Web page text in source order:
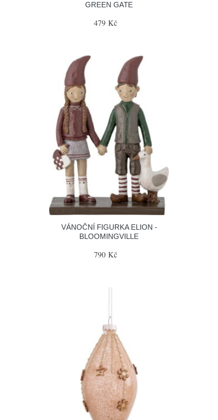
GREEN GATE
479 Kč
VÁNOČNÍ FIGURKA ELION -
BLOOMINGVILLE
790 Kč